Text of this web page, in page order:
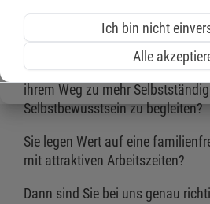
In Teilzeit (13 Std./ Wo.),
Sie haben Freude daran, Kinder
ihrem Weg zu mehr
Selbstbewusstsein zu begleiten?
Sie legen Wert auf eine
mit attraktiven Arbeitszeiten?
Dann sind Sie bei uns genau
Ich bin nicht
Alle